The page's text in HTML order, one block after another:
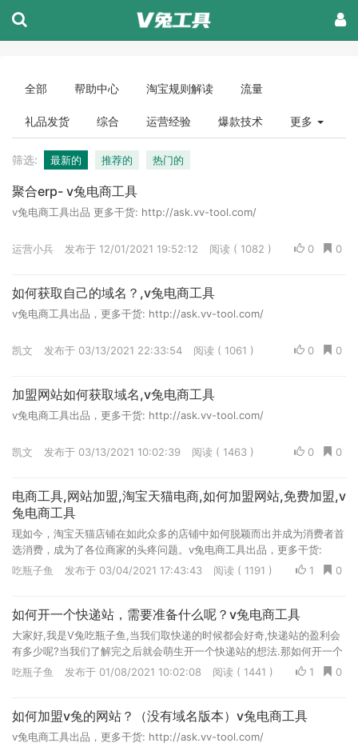
全部 帮助中心 淘宝规则解读 流量
礼品发货 综合 运营经验 爆款技术 更多
筛选: 最新的 推荐的 热门的
聚合erp- v兔电商工具
v兔电商工具出品 更多干货: http://ask.vv-tool.com/
0
0
运营小兵 发布于 12/01/2021 19:52:12 阅读 ( 1082 )
如何获取自己的域名？,v兔电商工具
v兔电商工具出品，更多干货: http://ask.vv-tool.com/
0
0
凯文 发布于 03/13/2021 22:33:54 阅读 ( 1061 )
加盟网站如何获取域名,v兔电商工具
v兔电商工具出品，更多干货: http://ask.vv-tool.com/
0
0
凯文 发布于 03/13/2021 10:02:39 阅读 ( 1463 )
电商工具,网站加盟,淘宝天猫电商,如何加盟网站,免费加盟,v
兔电商工具
现如今，淘宝天猫店铺在如此众多的店铺中如何脱颖而出并成为消费者首
选消费，成为了各位商家的头疼问题。v兔电商工具出品，更多干货:
http://ask.vv-tool.com/
0
1
吃瓶子鱼 发布于 03/04/2021 17:43:43 阅读 ( 1191 )
如何开一个快递站，需要准备什么呢？v兔电商工具
大家好,我是V兔吃瓶子鱼,当我们取快递的时候都会好奇,快递站的盈利会
有多少呢?当我们了解完之后就会萌生开一个快递站的想法.那如何开一个
呢?我们一起来了解一下.v兔电商工具出品，更多干货: http://ask.vv- 0
1
吃瓶子鱼 发布于 01/08/2021 10:02:08 阅读 ( 1441 )
如何加盟v兔的网站？（没有域名版本）v兔电商工具
v兔电商工具出品，更多干货: http://ask.vv-tool.com/